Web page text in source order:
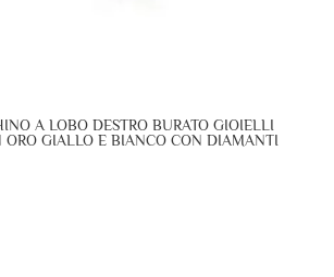
A LOBO DESTRO BURATO GIOIELLI
ORO GIALLO E BIANCO CON DIAMANTI